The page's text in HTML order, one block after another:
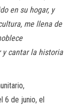
en su hogar, y
me llena de
y cantar la historia
6 de junio, el